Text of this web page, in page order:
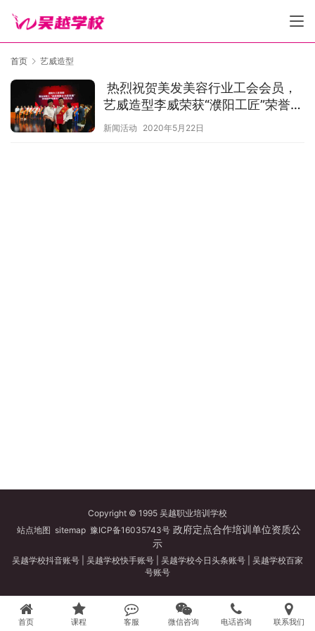
首页 艺威造型
热烈祝贺美发美容行业工会会员，
艺威造型李威荣获“濮阳工匠”荣誉称
号！
新闻活动 2020年5月22日
Copyright © 1995 吴越职业培训学校
站点地图 sitemap 豫ICP备16035743号政府定点合作培训单位资质公
示
吴越学校抖音账号 吴越学校快手账号 吴越学校今日头条账号
吴越学校百家
号账号
首页 课程 客服 微信咨询 电话咨询 联系我们